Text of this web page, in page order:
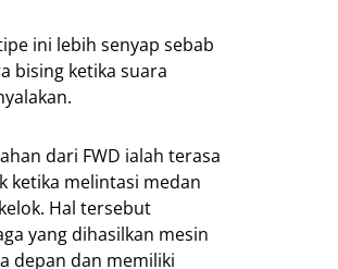
ini lebih senyap sebab
bising ketika suara
dari FWD ialah terasa
ketika melintasi medan
Hal tersebut
yang dihasilkan mesin
depan dan memiliki